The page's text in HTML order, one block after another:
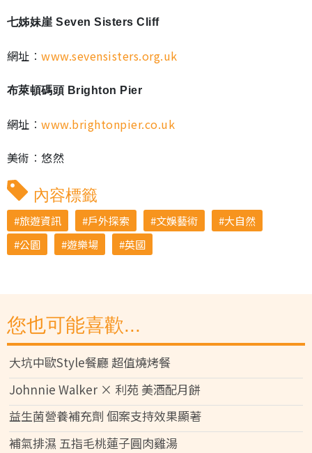
七姊妹崖 Seven Sisters Cliff
網址︰www.sevensisters.org.uk
布萊頓碼頭 Brighton Pier
網址︰www.brightonpier.co.uk
美術︰悠然
內容標籤
旅遊資訊 戶外探索 文娛藝術
大自然
公園
遊樂場 英國
您也可能喜歡...
大坑中歐Style餐廳 超值燒烤餐
Johnnie Walker × 利苑 美酒配月餅
益生菌營養補充劑 個案支持效果顯著
補氣排濕 五指毛桃蓮子圓肉雞湯